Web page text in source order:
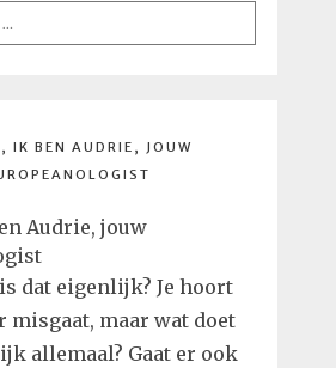
IK BEN AUDRIE, JOUW
dat eigenlijk? Je hoort
misgaat, maar wat doet
allemaal? Gaat er ook